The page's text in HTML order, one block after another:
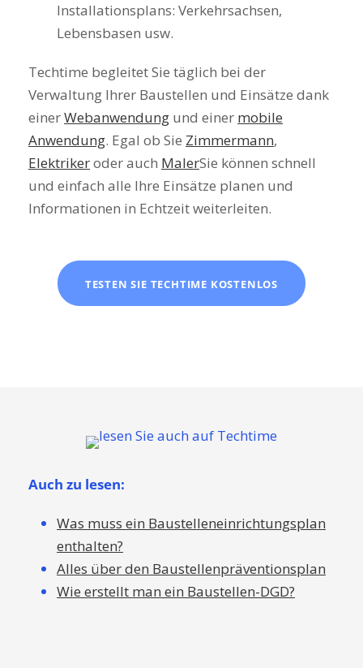
Installationsplans: Verkehrsachsen,
Lebensbasen usw.
Techtime begleitet Sie täglich bei der
Verwaltung Ihrer Baustellen und Einsätze dank
einerWebanwendung und einer mobile
Anwendung. Egal ob Sie Zimmermann,
Elektrikeroder auch MalerSie können schnell
und einfach alle Ihre Einsätze planen und
Informationen in Echtzeit weiterleiten.
TESTEN SIE TECHTIME KOSTENLOS
Auch zu lesen:
Was muss ein Baustelleneinrichtungsplan
enthalten?
Alles über den Baustellenpräventionsplan
Wie erstellt man ein Baustellen-DGD?